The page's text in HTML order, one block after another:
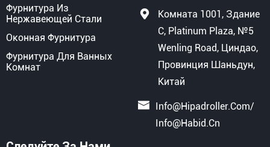
Фурнитура Из
Нержавеющей Стали
Оконная Фурнитура
Фурнитура Для Ванных
Комнат
Комната 1001, Здание
C, Platinum Plaza, №5
Wenling Road, Циндао,
Провинция Шаньдун,
Китай
Info@hipadroller.com/
Info@habid.cn